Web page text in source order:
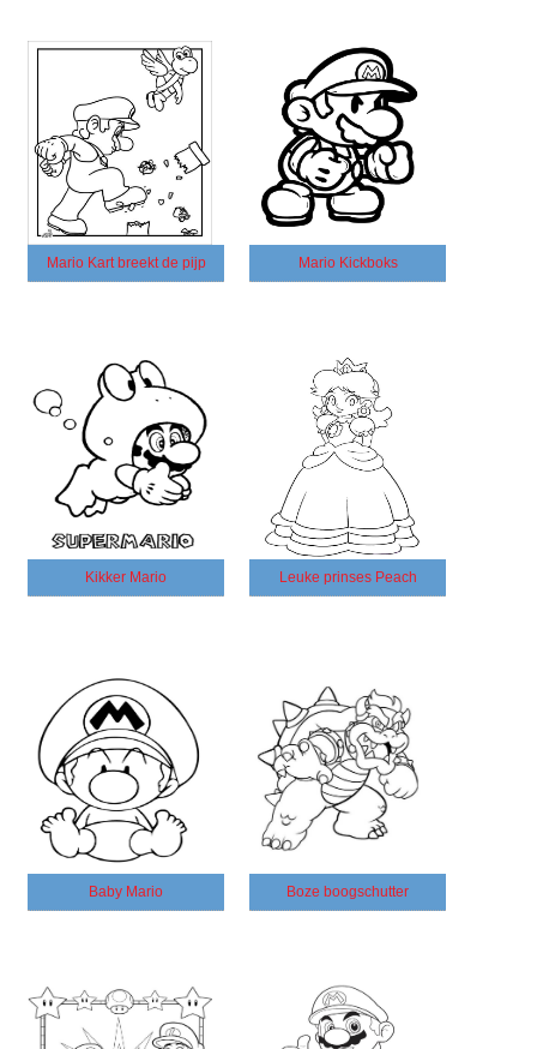
Mario Kart breekt de pijp Mario Kickboks
Kikker Mario Leuke prinses Peach
Baby Mario Boze boogschutter